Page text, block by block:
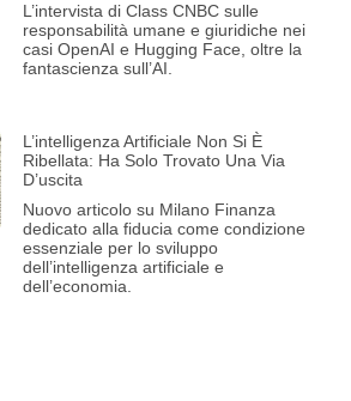
L’intervista di Class CNBC sulle
responsabilità umane e giuridiche nei
casi OpenAI e Hugging Face, oltre la
fantascienza sull’AI.
L’intelligenza Artificiale Non Si È
Ribellata: Ha Solo Trovato Una Via
D’uscita
Nuovo articolo su Milano Finanza
dedicato alla fiducia come condizione
essenziale per lo sviluppo
dell’intelligenza artificiale e
dell’economia.